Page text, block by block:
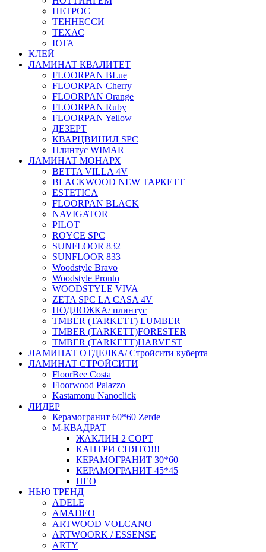
ПЕТРОС
ТЕННЕССИ
ТЕХАС
ЮТА
КЛЕЙ
ЛАМИНАТ КВАЛИТЕТ
FLOORPAN BLue
FLOORPAN Cherry
FLOORPAN Orange
FLOORPAN Ruby
FLOORPAN Yellow
ДЕЗЕРТ
КВАРЦВИНИЛ SPC
Плинтус WIMAR
ЛАМИНАТ МОНАРХ
BETTA VILLA 4V
BLACKWOOD NEW ТАРКЕТТ
ESTETICA
FLOORPAN BLACK
NAVIGATOR
PILOT
ROYCE SPC
SUNFLOOR 832
SUNFLOOR 833
Woodstyle Bravo
Woodstyle Pronto
WOODSTYLE VIVA
ZETA SPC LA CASA 4V
ПОДЛОЖКА/ плинтус
ТMBER (TARKETT) LUMBER
ТMBER (TARKETT)FORESTER
ТMBER (TARKETT)HARVEST
ЛАМИНАТ ОТДЕЛКА/ Стройсити куберта
ЛАМИНАТ СТРОЙСИТИ
FloorBee Costa
Floorwood Palazzo
Kastamonu Nanoclick
ЛИДЕР
Керамогранит 60*60 Zerde
М-КВАДРАТ
ЖАКЛИН 2 СОРТ
КАНТРИ СНЯТО!!!
КЕРАМОГРАНИТ 30*60
КЕРАМОГРАНИТ 45*45
НЕО
НЬЮ ТРЕНД
ADELE
AMADEO
ARTWOOD VOLCANO
ARTWOORK / ESSENSE
ARTY